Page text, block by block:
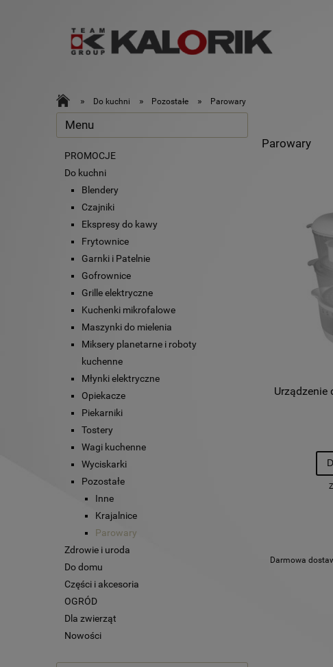
» Do kuchni » Pozostałe » Parowary
Menu
PROMOCJE
Do kuchni
Blendery
Czajniki
Ekspresy do kawy
Frytownice
Garnki i Patelnie
Gofrownice
Grille elektryczne
Kuchenki mikrofalowe
Maszynki do mielenia
Miksery planetarne i roboty
kuchenne
Młynki elektryczne
Opiekacze
Piekarniki
Tostery
Wagi kuchenne
Wyciskarki
Pozostałe
Inne
Krajalnice
Parowary
Zdrowie i uroda
Do domu
Części i akcesoria
OGRÓD
Dla zwierząt
Nowości
Parowary
Urządzenie
Darmowa